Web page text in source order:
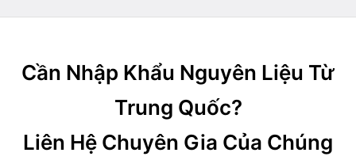
Cần Nhập Khẩu Nguyên Liệu Từ
Trung Quốc?
Liên Hệ Chuyên Gia Của Chúng